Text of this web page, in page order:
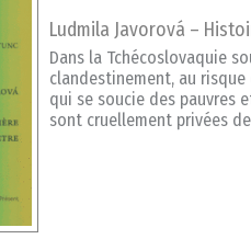
Ludmila Javorová –
Dans la Tchécoslovaquie
clandestinement, au
qui se soucie des pauvres
sont cruellement privées